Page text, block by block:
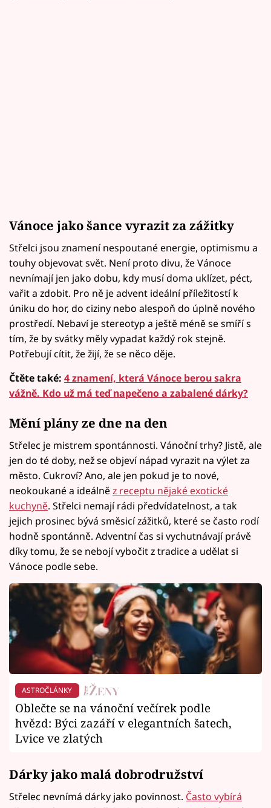
Vánoce jako šance vyrazit za zážitky
Střelci jsou znamení nespoutané energie, optimismu a
touhy objevovat svět. Není proto divu, že Vánoce
nevnímají jen jako dobu, kdy musí doma uklízet, péct,
vařit a zdobit. Pro ně je advent ideální příležitostí k
úniku do hor, do ciziny nebo alespoň do úplně nového
prostředí. Nebaví je stereotyp a ještě méně se smíří s
tím, že by svátky měly vypadat každý rok stejně.
Potřebují cítit, že žijí, že se něco děje.
Čtěte také: 4 znamení, která Vánoce berou sakra
vážně. Kdo už má teď napečeno a zabalené dárky?
Mění plány ze dne na den
Střelec je mistrem spontánnosti. Vánoční trhy? Jistě, ale
jen do té doby, než se objeví nápad vyrazit na výlet za
město. Cukroví? Ano, ale jen pokud je to nové,
neokoukané a ideálněz receptu nějaké exotické
kuchyně. Střelci nemají rádi předvídatelnost, a tak
jejich prosinec bývá směsicí zážitků, které se často rodí
hodně spontánně. Adventní čas si vychutnávají právě
díky tomu, že se nebojí vybočit z tradice a udělat si
Vánoce podle sebe.
ASTROČLÁNKY
Oblečte se na vánoční večírek podle
hvězd: Býci zazáří v elegantních šatech,
Lvice ve zlatých
Dárky jako malá dobrodružství
Střelec nevnímá dárky jako povinnost. Často vybírá